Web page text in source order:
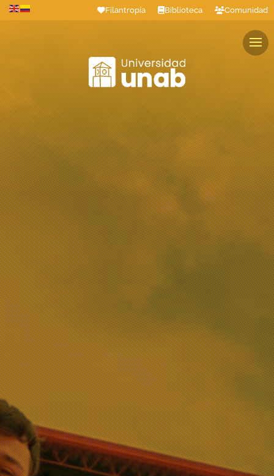
Filantropía Biblioteca Comunidad
Estudiantes Profesores Graduados